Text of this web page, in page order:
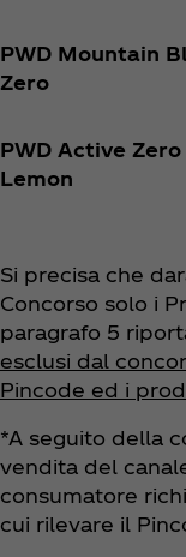
PWD Mountain
Zero
PWD Active Zero
Lemon
Si precisa che
Concorso solo i
paragrafo 5
esclusi dal
Pincode ed i
*A seguito della
vendita del
consumatore
cui rilevare il